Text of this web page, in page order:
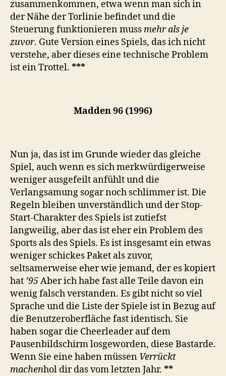
zusammenkommen, etwa wenn man sich in
der Nähe der Torlinie befindet und die
Steuerung funktionieren mussmehr als je
zuvor. Gute Version eines Spiels, das ich nicht
verstehe, aber dieses eine technische Problem
ist ein Trottel. ***
Madden 96 (1996)
Nun ja, das ist im Grunde wieder das gleiche
Spiel, auch wenn es sich merkwürdigerweise
weniger ausgefeilt anfühlt und die
Verlangsamung sogar noch schlimmer ist. Die
Regeln bleiben unverständlich und der Stop-
Start-Charakter des Spiels ist zutiefst
langweilig, aber das ist eher ein Problem des
Sports als des Spiels. Es ist insgesamt ein etwas
weniger schickes Paket als zuvor,
seltsamerweise eher wie jemand, der es kopiert
hat ’95Aber ich habe fast alle Teile davon ein
wenig falsch verstanden. Es gibt nicht so viel
Sprache und die Liste der Spiele ist in Bezug auf
die Benutzeroberfläche fast identisch. Sie
haben sogar die Cheerleader auf dem
Pausenbildschirm losgeworden, diese Bastarde.
Wenn Sie eine haben müssen Verrückt
machenhol dir das vom letzten Jahr. **